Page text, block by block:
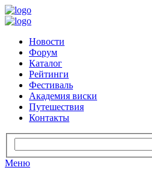
Новости
Форум
Каталог
Рейтинги
Фестиваль
Академия виски
Путешествия
Контакты
Меню